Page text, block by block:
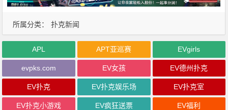
所属分类： 扑克新闻
APL APT亚巡赛 EVgirls
evpks.com EV女孩 EV德州扑克
EV扑克 EV扑克娱乐场 EV扑克室
EV扑克小游戏 EV疯狂送票 EV福利